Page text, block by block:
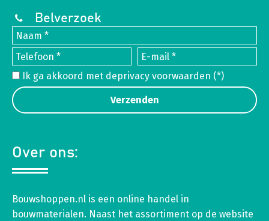
Belverzoek
Ik ga akkoord met deprivacy voorwaarden (*)
Over ons:
Bouwshoppen.nl is een online handel in
bouwmaterialen. Naast het assortiment op de website